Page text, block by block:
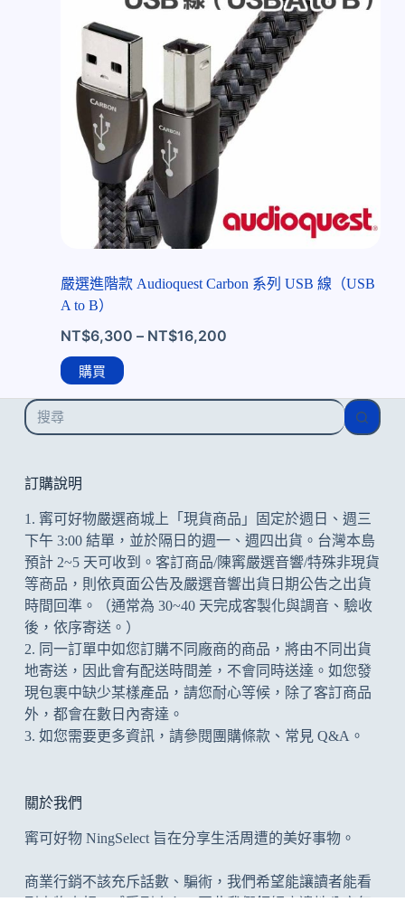
嚴選進階款 Audioquest Carbon 系列 USB 線（USB
A to B）
NT$6,300 – NT$16,200
購買
找
不
符
的
訂購說明
1. 寗可好物嚴選商城上「現貨商品」固定於週日、週三
下午 3:00 結單，並於隔日的週一、週四出貨。台灣本島
預計 2~5 天可收到。客訂商品/陳寗嚴選音響/特殊非現貨
等商品，則依頁面公告及嚴選音響出貨日期公告之出貨
時間回準。（通常為 30~40 天完成客製化與調音、驗收
後，依序寄送。）
2. 同一訂單中如您訂購不同廠商的商品，將由不同出貨
地寄送，因此會有配送時間差，不會同時送達。如您發
現包裹中缺少某樣產品，請您耐心等候，除了客訂商品
外，都會在數日內寄達。
3. 如您需要更多資訊，請參閱 團購條款 、 常見 Q&A 。
關於我們
寗可好物 NingSelect 旨在分享生活周遭的美好事物。
商業行銷不該充斥話數、騙術，我們希望能讓讀者能看